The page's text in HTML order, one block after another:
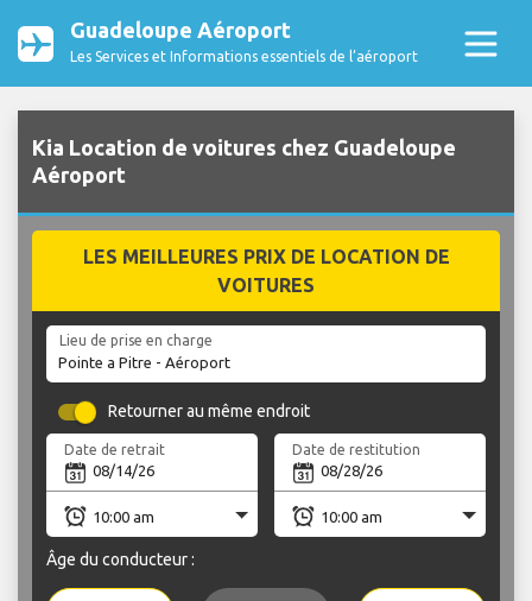
Guadeloupe Aéroport
Les Services et Informations essentiels de l’aéroport
Kia Location de voitures chez Guadeloupe
Aéroport
LES MEILLEURES PRIX DE LOCATION DE
VOITURES
Lieu de prise en charge
Retourner au même endroit
Date de retrait Date de restitution
Âge du conducteur :